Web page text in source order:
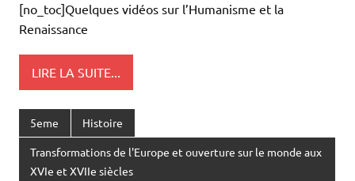
[no_toc]Quelques vidéos sur l’Humanisme et la
Renaissance
LIRE LA SUITE...
5eme Histoire
Transformations de l'Europe et ouverture sur le monde aux
XVIe et XVIIe siècles